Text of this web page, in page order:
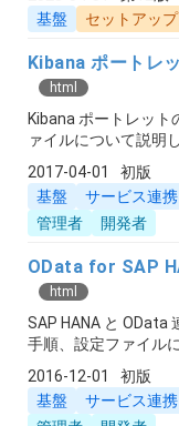
基盤
セットアッ
Kibana ポートレ
html
Kibana ポートレッ
ァイルについて説明
2017-04-01
初版
基盤
サービス連携
管理者
開発者
OData for SAP
html
SAP HANA と OData
手順、設定ファイル
2016-12-01
初版
基盤
サービス連携